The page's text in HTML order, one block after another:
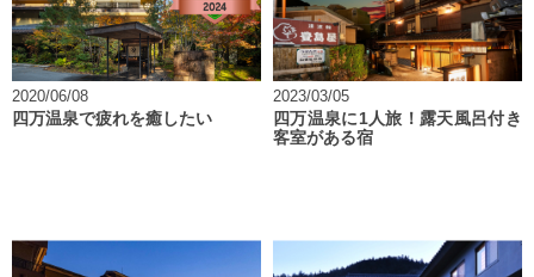
2020/06/08
四万温泉で疲れを癒したい
2023/03/05
四万温泉に1人旅！露天風呂付き
客室がある宿